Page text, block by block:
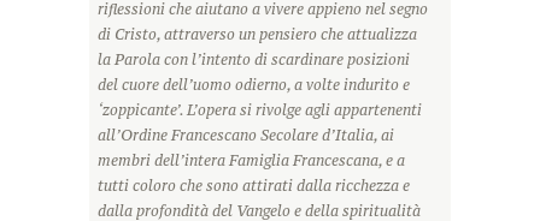
riflessioni che aiutano a vivere appieno nel segno
di Cristo, attraverso un pensiero che attualizza
la Parola con l’intento di scardinare posizioni
del cuore dell’uomo odierno, a volte indurito e
‘zoppicante’. L’opera si rivolge agli appartenenti
all’Ordine Francescano Secolare d’Italia, ai
membri dell’intera Famiglia Francescana, e a
tutti coloro che sono attirati dalla ricchezza e
dalla profondità del Vangelo e della spiritualità